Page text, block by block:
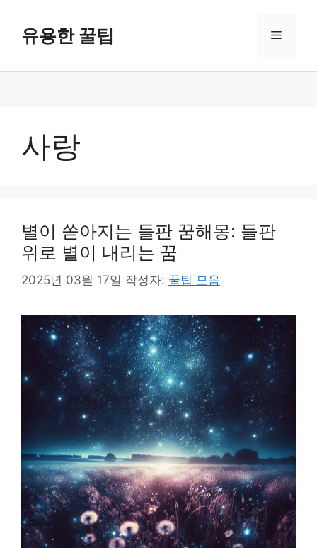
유용한 꿀팁 메
사랑
별이 쏟아지는 들판 꿈해몽: 들판
위로 별이 내리는 꿈
2025년 03월 17일 작성자: 꿀팁 모음